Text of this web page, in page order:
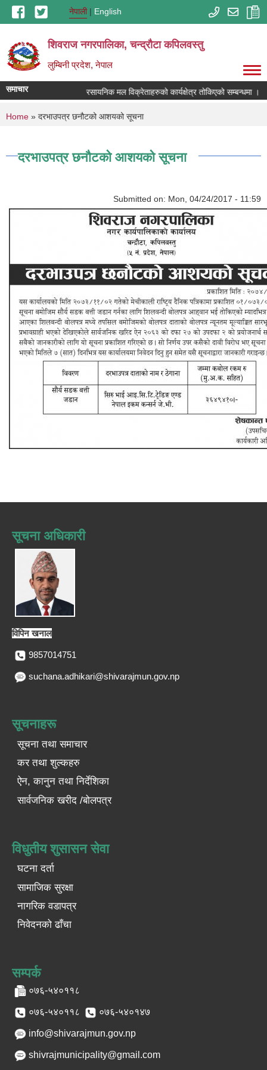
Skip to main contentनेपाली English
शिवराज नगरपालिका, चन्द्राैटा कपिलवस्तु
लुम्बिनी प्रदेश, नेपाल
समाचार रसायनिक मल विक्रेताहरुको कार्यक्षेत्र तोकिएको सम्बन्धमा ।
You are here
Home » दरभाउपत्र छनौटको आशयको सूचना
दरभाउपत्र छनौटको आशयको सूचना
Submitted on: Mon, 04/24/2017 - 11:59
सूचना अधिकारी
विपिन खनाल
9857014751
suchana.adhikari@shivarajmun.gov.np
सूचनाहरू
सूचना तथा समाचार
कर तथा शुल्कहरु
ऐन, कानुन तथा निर्देशिका
सार्वजनिक खरीद /बोलपत्र
विधुतीय शुसासन सेवा
घटना दर्ता
सामाजिक सुरक्षा
नागरिक वडापत्र
निवेदनको ढाँचा
सम्पर्क
०७६-५४०११८
०७६-५४०११८ ०७६-५४०१४७
info@shivarajmun.gov.np
shivrajmunicipality@gmail.com